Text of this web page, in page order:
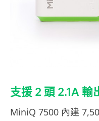
支援 2 頭 2.1A 輸
MiniQ 7500 內建